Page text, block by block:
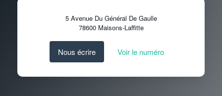
VOITURE
DISTANCE DE L'AÉROPORT :
RÉSULTATS DES LYCÉES
5 Avenue Du Général De Gaulle
78600 Maisons-Laffitte
Nous écrire Voir le numéro